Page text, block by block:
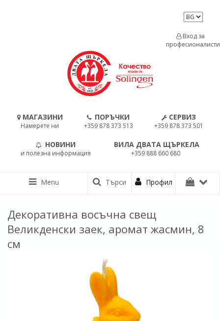
МАГАЗИНИ
Намерете ни
ПОРЪЧКИ
+359 878 373 513
СЕРВИЗ
+359 878 373 501
НОВИНИ
и полезна информация
ВИЛА ДВАТА ЩЪРКЕЛА
+359 888 660 680
Вход за
професионалисти
Menu Търси Профил
Декоративна восъчна свещ
Великденски заек, аромат жасмин, 8
см